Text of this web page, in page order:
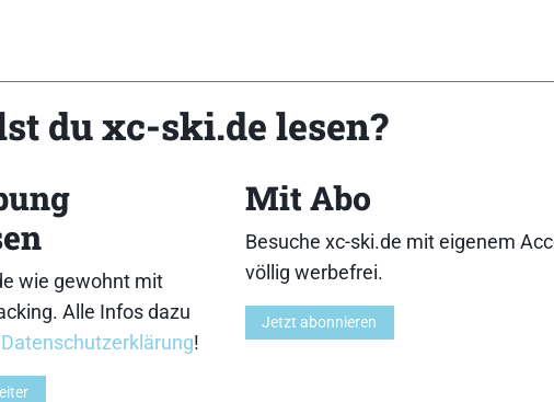
am Start? Dann könnt man sich ja treffen. Bin ab
xc-ski.de Newsletter
Du willst immer aktuell
Laufenden bleiben? Dann
du xc-ski.de lesen?
wie gewohnt mit
Alle Infos dazu
Datenschutzerklärung!
Mit Abo
Besuche xc-ski.de mit eigenem
völlig werbefrei.
Jetzt abonnieren